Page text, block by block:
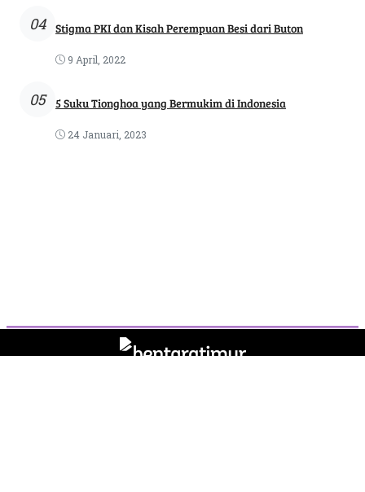
04 Stigma PKI dan Kisah Perempuan Besi dari Buton
9 April, 2022
05 5 Suku Tionghoa yang Bermukim di Indonesia
24 Januari, 2023